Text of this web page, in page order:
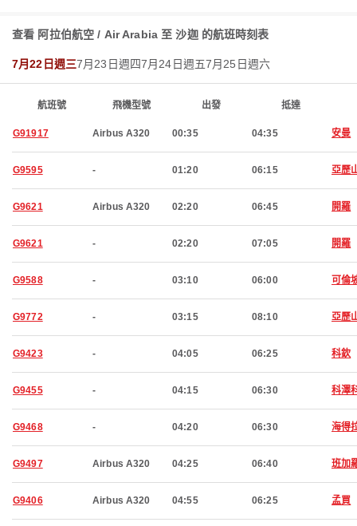
查看 阿拉伯航空 / Air Arabia 至 沙迦 的航班時刻表
7月22日週三7月23日週四7月24日週五7月25日週六
航班號 飛機型號 出發 抵達
G91917 Airbus A320 00:35 04:35 安曼
G9595 - 01:20 06:15 亞歷
G9621 Airbus A320 02:20 06:45 開羅
G9621 - 02:20 07:05 開羅
G9588 - 03:10 06:00 可倫
G9772 - 03:15 08:10 亞歷
G9423 - 04:05 06:25 科欽
G9455 - 04:15 06:30 科澤
G9468 - 04:20 06:30 海得
G9497 Airbus A320 04:25 06:40 班加
G9406 Airbus A320 04:55 06:25 孟買